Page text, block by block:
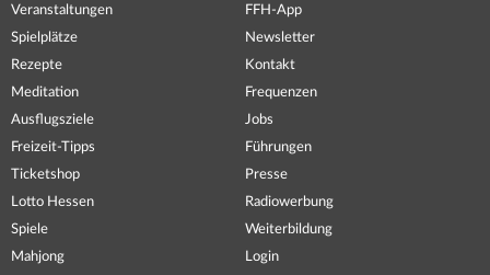
Veranstaltungen
Spielplätze
Rezepte
Meditation
Ausflugsziele
Freizeit-Tipps
Ticketshop
Lotto Hessen
Spiele
Mahjong
FFH-App
Newsletter
Kontakt
Frequenzen
Jobs
Führungen
Presse
Radiowerbung
Weiterbildung
Login